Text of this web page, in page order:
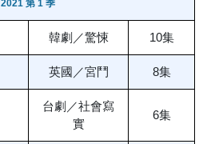
2021 第 1 季
韓劇／驚悚 10集
英國／宮鬥 8集
台劇／社會寫
實
6集